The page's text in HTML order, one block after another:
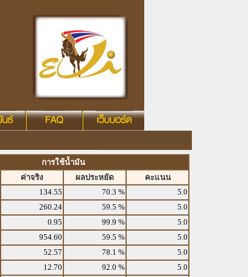
การใช้น้ำมัน
ค่าจริง ผลประหยัด
คะแนน
134.55 70.3 %
5.0
260.24 59.5 %
5.0
0.95 99.9 %
5.0
954.60 59.5 %
5.0
52.57 78.1 %
5.0
12.70 92.0 %
5.0